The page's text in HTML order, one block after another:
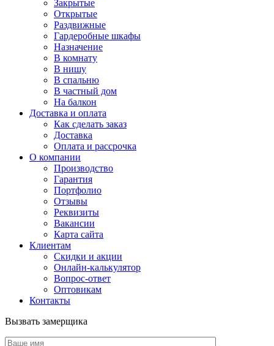
Закрытые
Открытые
Раздвижные
Гардеробные шкафы
Назначение
В комнату
В нишу
В спальню
В частный дом
На балкон
Доставка и оплата
Как сделать заказ
Доставка
Оплата и рассрочка
О компании
Производство
Гарантия
Портфолио
Отзывы
Реквизиты
Вакансии
Карта сайта
Клиентам
Скидки и акции
Онлайн-калькулятор
Вопрос-ответ
Оптовикам
Контакты
Вызвать замерщика